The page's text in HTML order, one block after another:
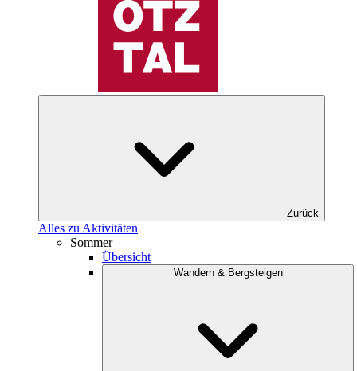
Zurück
Alles zu Aktivitäten
Sommer
Übersicht
Wandern & Bergsteigen